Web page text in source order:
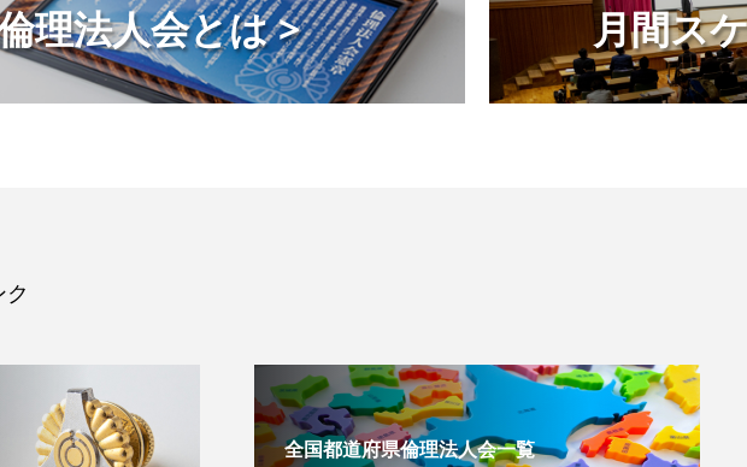
理法人会とは > 月間ス
全国都道府県倫理法人会一覧